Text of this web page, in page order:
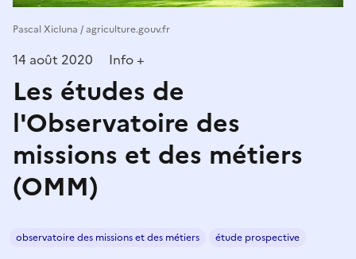
Pascal Xicluna / agriculture.gouv.fr
14 août 2020 Info +
Les études de
l'Observatoire des
missions et des métiers
(OMM)
observatoire des missions et des métiers étude prospective